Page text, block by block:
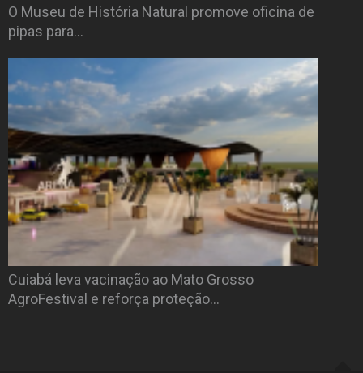
O Museu de História Natural promove oficina de
pipas para…
Cuiabá leva vacinação ao Mato Grosso
AgroFestival e reforça proteção…